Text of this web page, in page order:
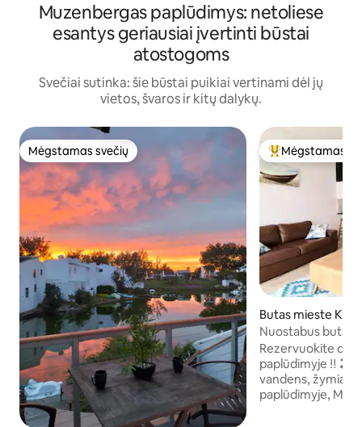
Muzenbergas paplūdimys: netoliese
esantys geriausiai įvertinti būstai
atostogoms
Svečiai sutinka: šie būstai puikiai vertinami dėl jų
vietos, švaros ir kitų dalykų.
Mėgstamas svečių
Mėgstamas svečių Svečių
Mėgstamas
Butas mieste
Nuostabus butas
paplūdimyje.
stovėjimo
Rezervuokite
paplūdimyje ‼️ 🏖 „Empire“ pastate prie
vandens,
paplūdimyje,